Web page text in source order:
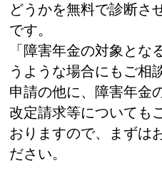
どうかを無料で診断さ
です。
「障害年金の対象とな
うような場合にもご相
申請の他に、障害年金
改定請求等についても
おりますので、まずは
ださい。